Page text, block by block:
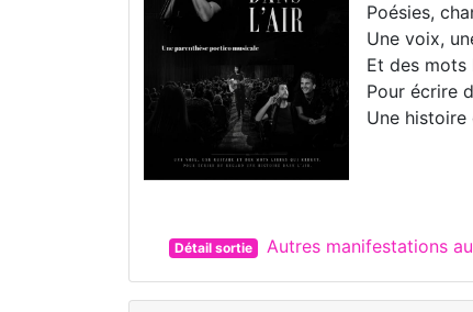
Poésies,
Une voix,
Et des mots
Pour écrire
Une histoire
Détail sortie Autres manifestations